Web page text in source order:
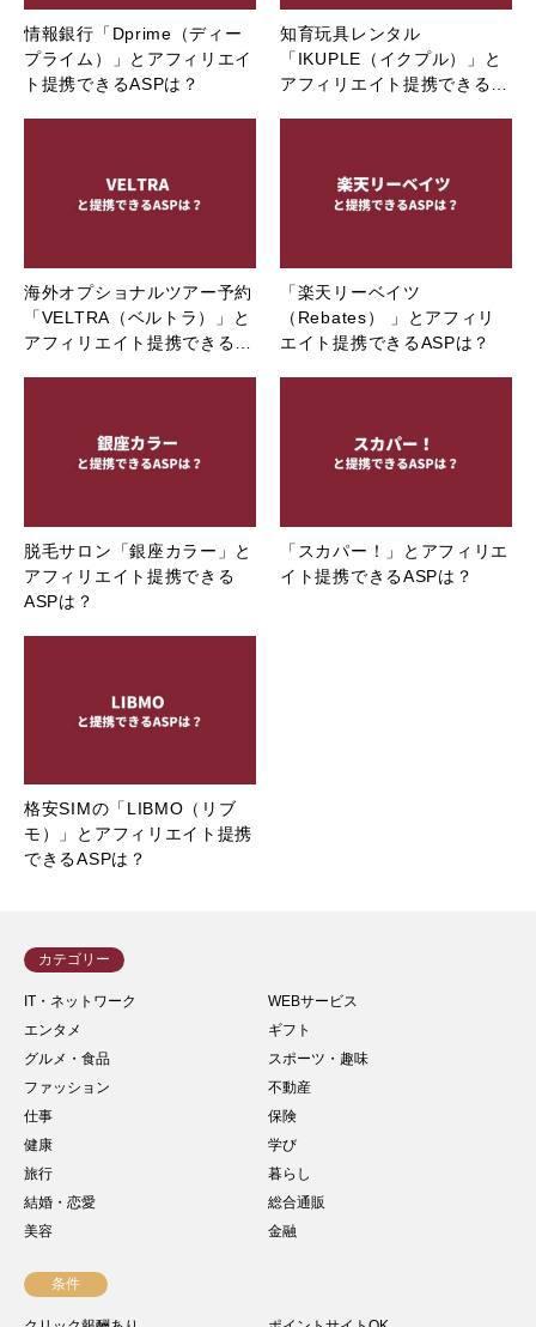
情報銀行「Dprime（ディー
プライム）」とアフィリエイ
ト提携できるASPは？
知育玩具レンタル
「IKUPLE（イクプル）」と
アフィリエイト提携できる…
海外オプショナルツアー予約
「VELTRA（ベルトラ）」と
アフィリエイト提携できる…
「楽天リーベイツ
（Rebates） 」とアフィリ
エイト提携できるASPは？
脱毛サロン「銀座カラー」と
アフィリエイト提携できる
ASPは？
「スカパー！」とアフィリエ
イト提携できるASPは？
格安SIMの「LIBMO（リブ
モ）」とアフィリエイト提携
できるASPは？
カテゴリー
IT・ネットワーク
WEBサービス
エンタメ
ギフト
グルメ・食品
スポーツ・趣味
ファッション
不動産
仕事
保険
健康
学び
旅行
暮らし
結婚・恋愛
総合通販
美容
金融
条件